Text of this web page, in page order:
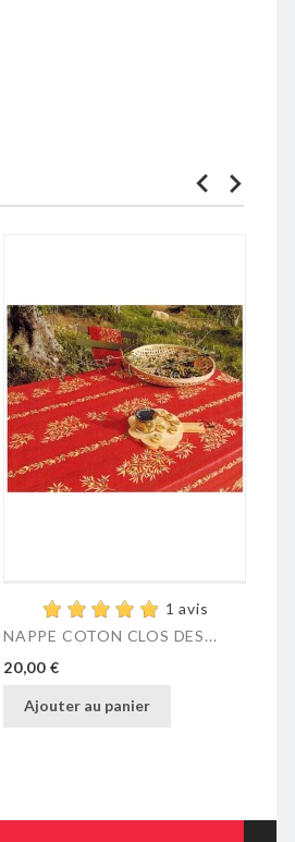
1 avis
NAPPE COTON CLOS DES...
Prix
20,00 €
Ajouter au panier